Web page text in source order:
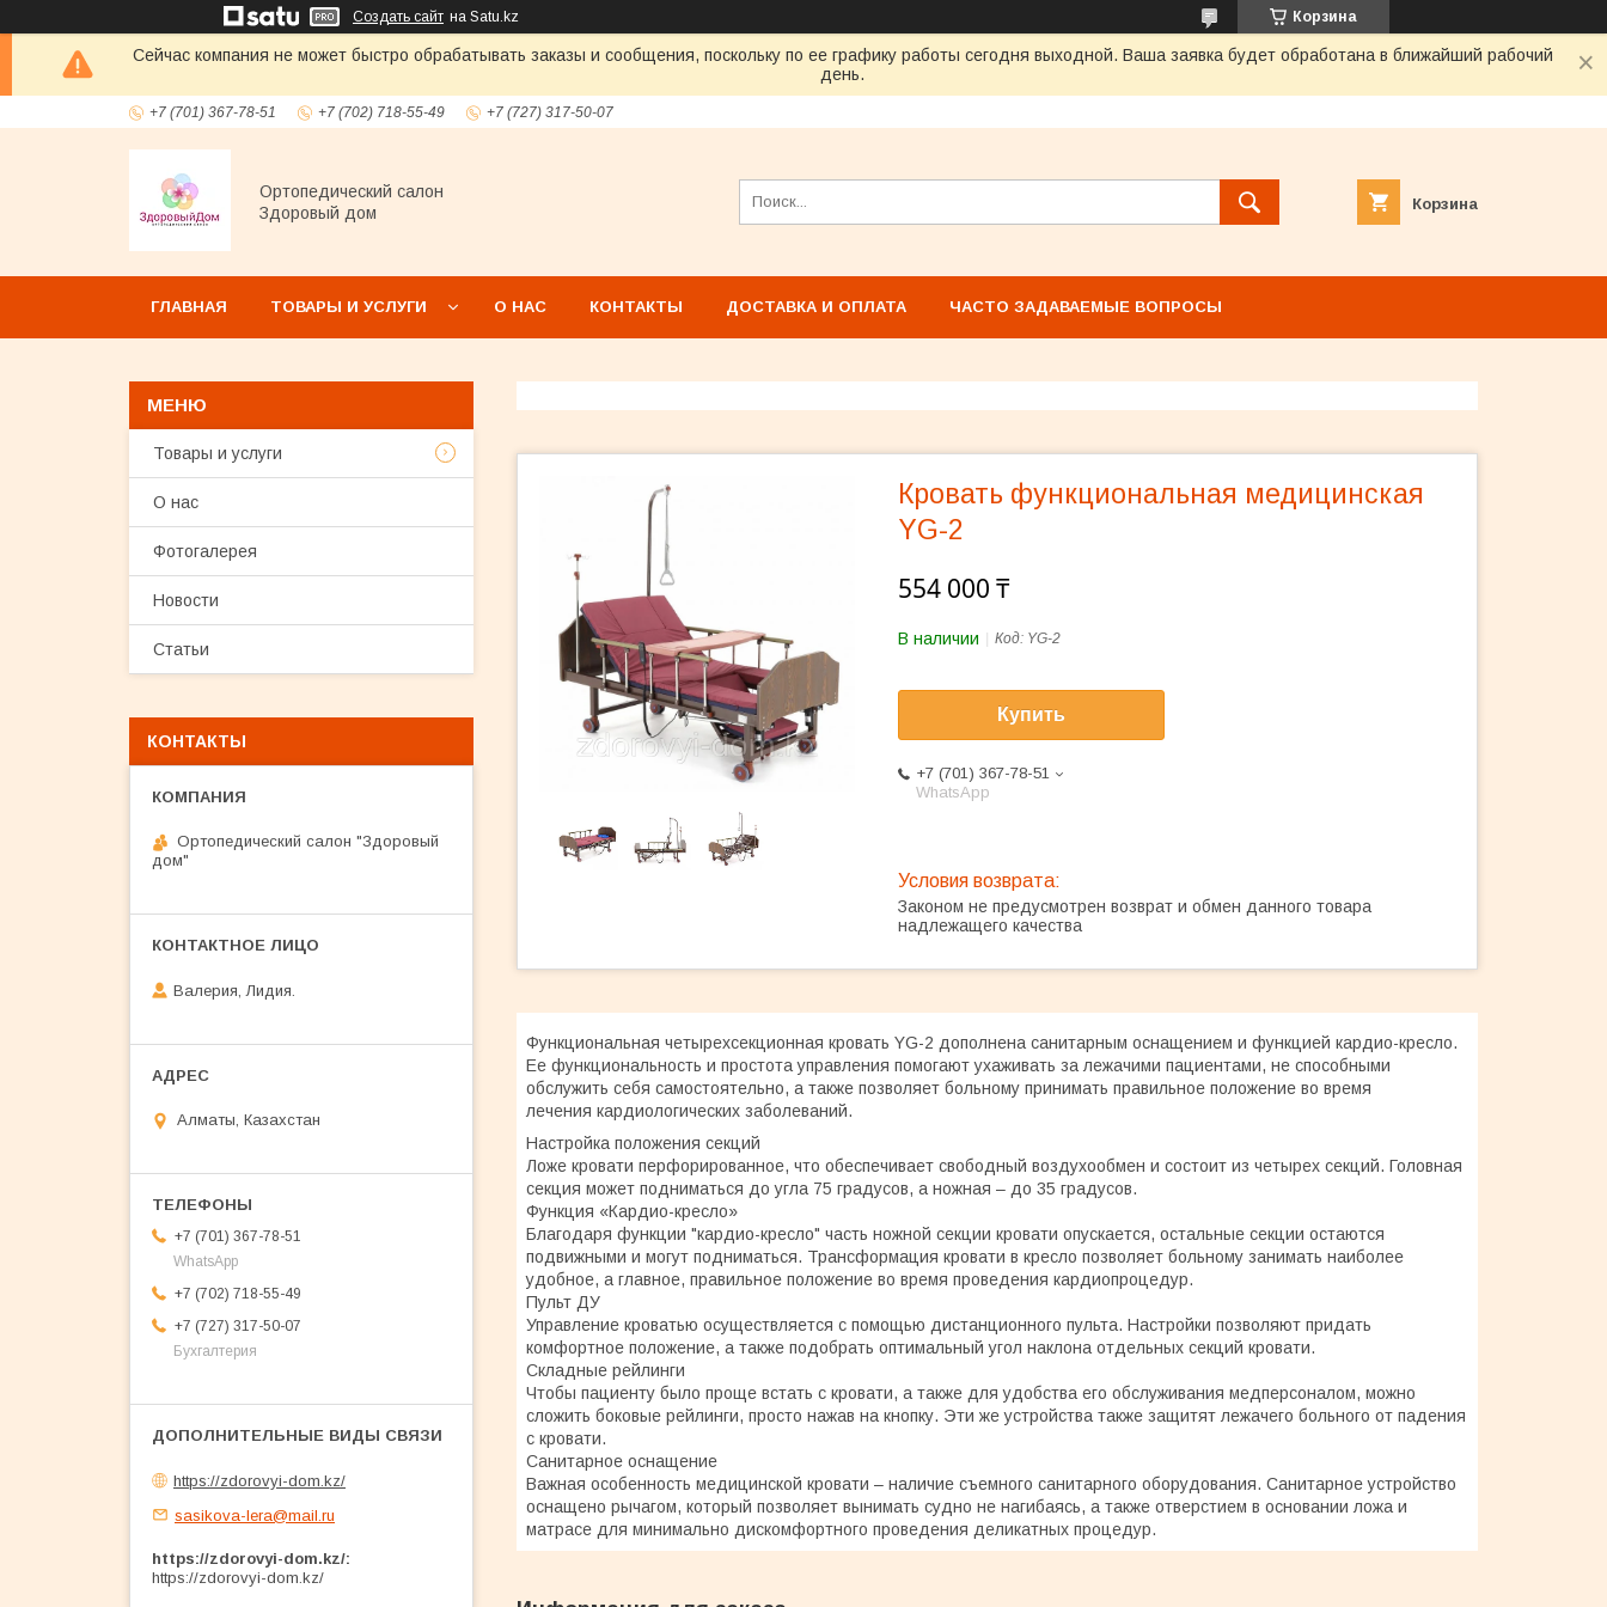
Создать сайт на Satu.kz Корзина
Сейчас компания не может быстро обрабатывать заказы и сообщения, поскольку по ее графику работы сегодня выходной. Ваша заявка будет обработана в ближайший рабочий
день.
+7 (701) 367-78-51 +7 (702) 718-55-49 +7 (727) 317-50-07
Ортопедический салон
Здоровый дом
Корзина
ГЛАВНАЯ ТОВАРЫ И УСЛУГИ О НАС КОНТАКТЫ ДОСТАВКА И ОПЛАТА ЧАСТО ЗАДАВАЕМЫЕ ВОПРОСЫ
Кровать функциональная медицинская
YG-2
554 000 ₸
В наличии Код: YG-2
Купить
+7 (701) 367-78-51
WhatsApp
Законом не предусмотрен возврат и обмен данного товара
надлежащего качества
Функциональная четырехсекционная кровать YG-2 дополнена санитарным оснащением и функцией кардио-кресло.
Ее функциональность и простота управления помогают ухаживать за лежачими пациентами, не способными
обслужить себя самостоятельно, а также позволяет больному принимать правильное положение во время
лечения кардиологических заболеваний.
Настройка положения секций
Ложе кровати перфорированное, что обеспечивает свободный воздухообмен и состоит из четырех секций. Головная
секция может подниматься до угла 75 градусов, а ножная – до 35 градусов.
Функция «Кардио-кресло»
Благодаря функции "кардио-кресло" часть ножной секции кровати опускается, остальные секции остаются
подвижными и могут подниматься. Трансформация кровати в кресло позволяет больному занимать наиболее
удобное, а главное, правильное положение во время проведения кардиопроцедур.
Пульт ДУ
Управление кроватью осуществляется с помощью дистанционного пульта. Настройки позволяют придать
комфортное положение, а также подобрать оптимальный угол наклона отдельных секций кровати.
Складные рейлинги
Чтобы пациенту было проще встать с кровати, а также для удобства его обслуживания медперсоналом, можно
сложить боковые рейлинги, просто нажав на кнопку. Эти же устройства также защитят лежачего больного от падения
с кровати.
Санитарное оснащение
Важная особенность медицинской кровати – наличие съемного санитарного оборудования. Санитарное устройство
оснащено рычагом, который позволяет вынимать судно не нагибаясь, а также отверстием в основании ложа и
матрасе для минимально дискомфортного проведения деликатных процедур.
Товары и услуги
О нас
Фотогалерея
Новости
Статьи
КОНТАКТЫ
Ортопедический салон "Здоровый
дом"
Валерия, Лидия.
Алматы, Казахстан
+7 (701) 367-78-51
WhatsApp
+7 (702) 718-55-49
+7 (727) 317-50-07
Бухгалтерия
https://zdorovyi-dom.kz/
sasikova-lera@mail.ru
https://zdorovyi-dom.kz/
https://zdorovyi-dom.kz/